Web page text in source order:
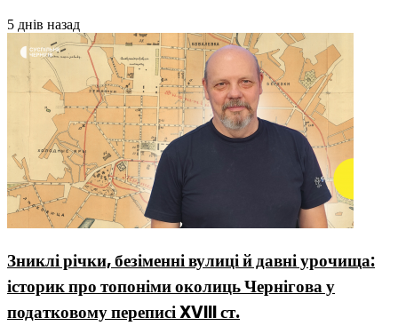
5 днів назад
Зниклі річки, безіменні вулиці й давні урочища:
історик про топоніми околиць Чернігова у
податковому переписі XVIII ст.